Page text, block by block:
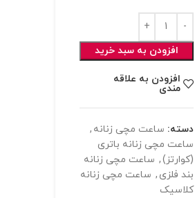
افزودن به سبد خرید
افزودن به علاقه
مندی
دسته: ساعت مچی زنانه ,
ساعت مچی زنانه باتری
(کوارتز), ساعت مچی زنانه
بند فلزی , ساعت مچی زنانه
کلاسیک